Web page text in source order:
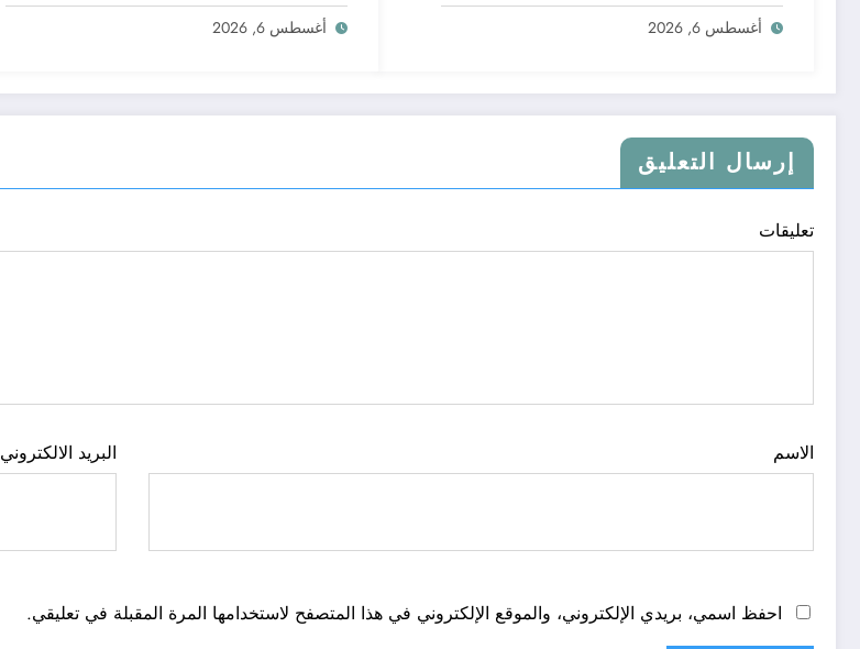
أغسطس 6, 2026 أغسطس 6, 2026
إرسال التعليق
تعليقات
الاسم البريد الالكتروني
احفظ اسمي، بريدي الإلكتروني، والموقع الإلكتروني في هذا المتصفح لاستخدامها المرة المقبلة في تعليقي.